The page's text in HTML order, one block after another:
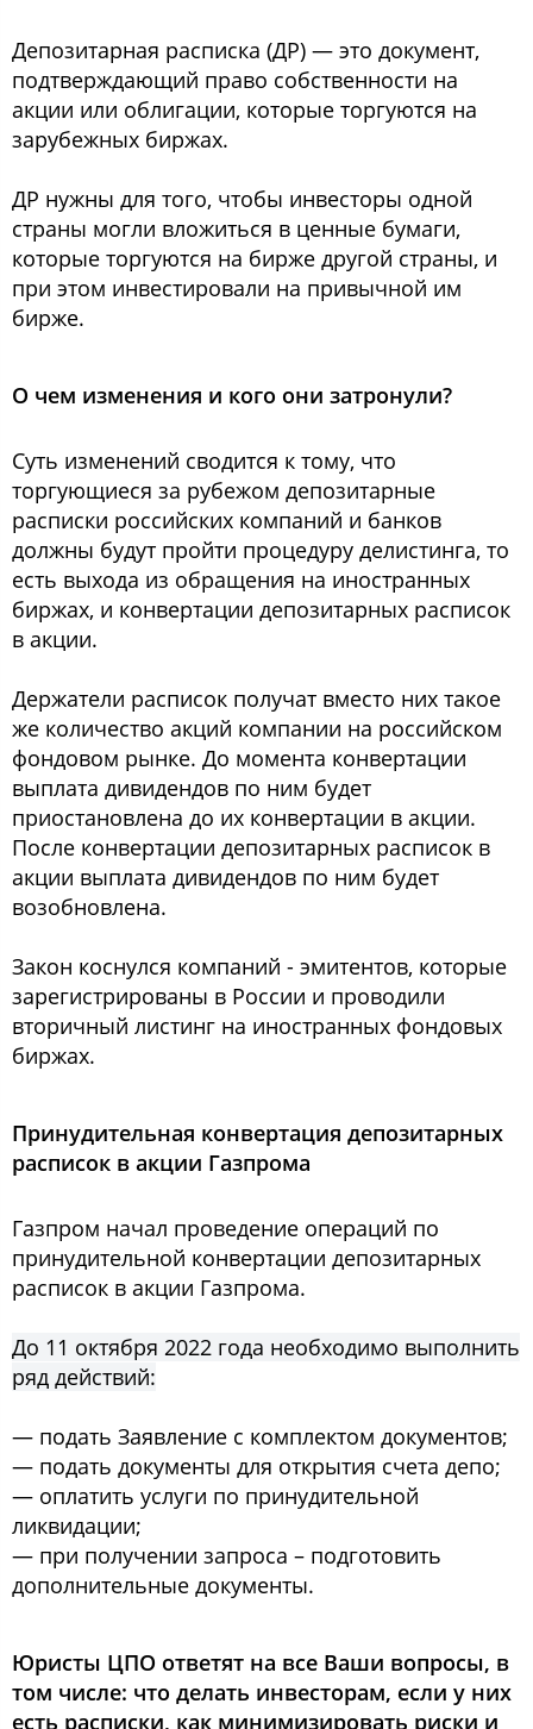
Депозитарная расписка (ДР) — это документ,
подтверждающий право собственности на
акции или облигации, которые торгуются на
зарубежных биржах.
ДР нужны для того, чтобы инвесторы одной
страны могли вложиться в ценные бумаги,
которые торгуются на бирже другой страны, и
при этом инвестировали на привычной им
бирже.
О чем изменения и кого они затронули?
Суть изменений сводится к тому, что
торгующиеся за рубежом депозитарные
расписки российских компаний и банков
должны будут пройти процедуру делистинга, то
есть выхода из обращения на иностранных
биржах, и конвертации депозитарных расписок
в акции.
Держатели расписок получат вместо них такое
же количество акций компании на российском
фондовом рынке. До момента конвертации
выплата дивидендов по ним будет
приостановлена до их конвертации в акции.
После конвертации депозитарных расписок в
акции выплата дивидендов по ним будет
возобновлена.
Закон коснулся компаний - эмитентов, которые
зарегистрированы в России и проводили
вторичный листинг на иностранных фондовых
биржах.
Принудительная конвертация депозитарных
расписок в акции Газпрома
Газпром начал проведение операций по
принудительной конвертации депозитарных
расписок в акции Газпрома.
До 11 октября 2022 года необходимо выполнить
ряд действий:
— подать Заявление с комплектом документов;
— подать документы для открытия счета депо;
— оплатить услуги по принудительной
ликвидации;
— при получении запроса – подготовить
дополнительные документы.
Юристы ЦПО ответят на все Ваши вопросы, в
том числе: что делать инвесторам, если у них
есть расписки, как минимизировать риски и